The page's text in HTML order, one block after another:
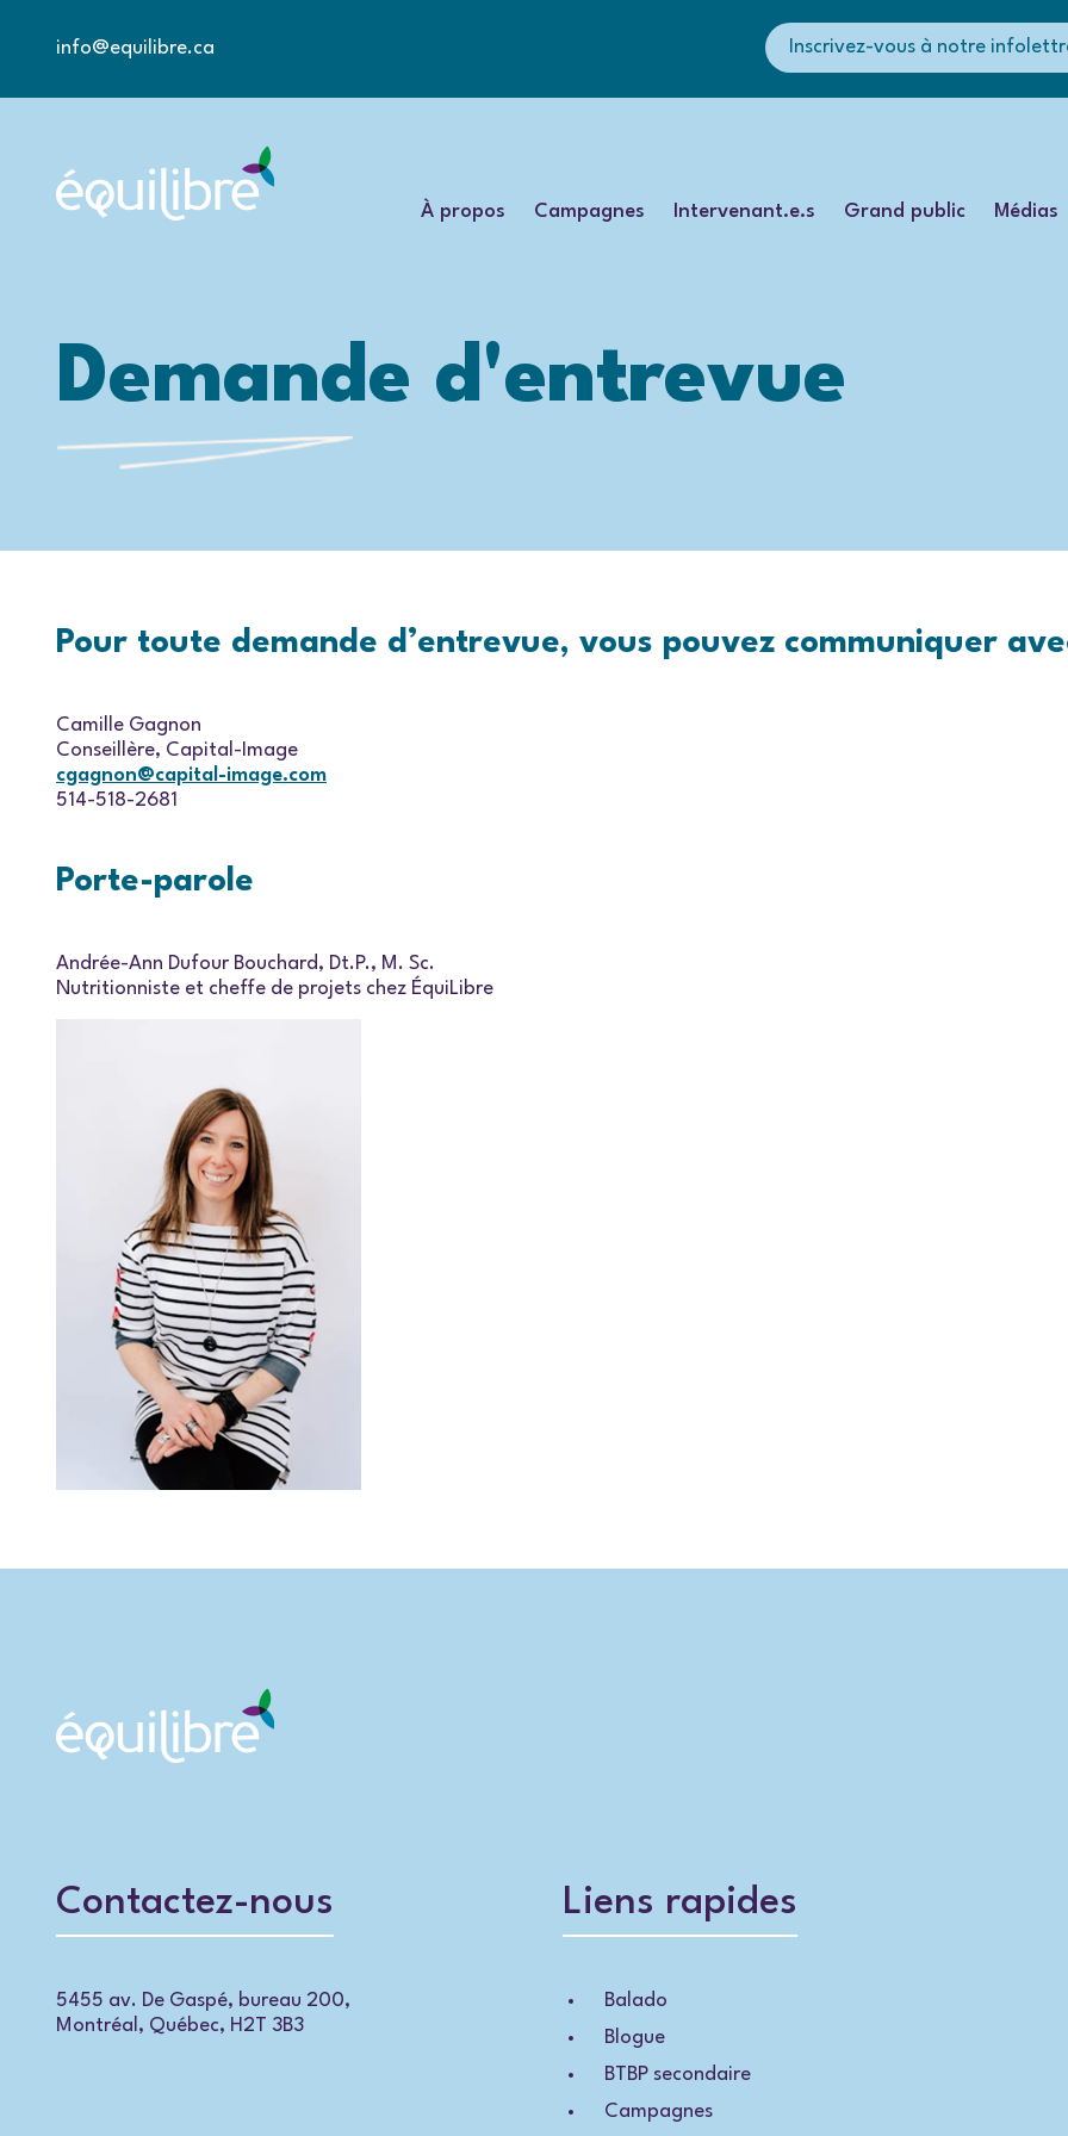
info@equilibre.ca Inscrivez-vous à notre
À propos Campagnes Intervenant.e.s Grand public Médias
Demande d'entrevue
Pour toute demande d’entrevue, vous pouvez communiquer
Camille Gagnon
Conseillère, Capital-Image
cgagnon@capital-image.com
514-518-2681
Porte-parole
Andrée-Ann Dufour Bouchard, Dt.P., M. Sc.
Nutritionniste et cheffe de projets chez ÉquiLibre
Contactez-nous
5455 av. De Gaspé, bureau 200,
Montréal, Québec, H2T 3B3
Liens rapides
Balado
Blogue
BTBP secondaire
Campagnes